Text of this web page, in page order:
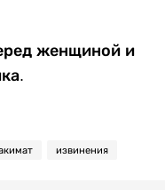
женщиной и
извинения